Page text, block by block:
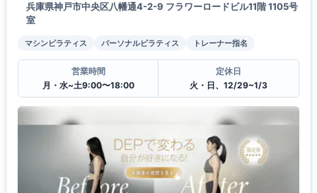
兵庫県神戸市中央区八幡通4-2-9 フラワーロードビル11階 1105号
室
マシンピラティス パーソナルピラティス トレーナー指名
営業時間
月・水~土9:00〜18:00
定休日
火・日、12/29~1/3